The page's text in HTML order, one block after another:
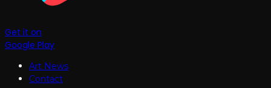
Get it on
Google Play
Art News
Contact